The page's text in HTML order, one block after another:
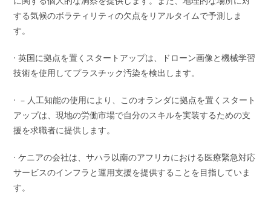
する気候のボラティリティの欠点をリアルタイムで予測しま
す。
· 英国に拠点を置くスタートアップは、ドローン画像と機械学習
技術を使用してプラスチック汚染を検出します。
· – 人工知能の使用により、このオランダに拠点を置くスタート
アップは、現地の労働市場で自分のスキルを実装するための支
援を求職者に提供します。
· ケニアの会社は、サハラ以南のアフリカにおける医療緊急対応
サービスのインフラと運用支援を提供することを目指していま
す。